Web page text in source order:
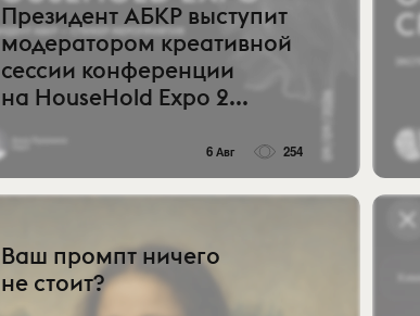
Президент АБКР выступит
модератором креативной
сессии конференции
на HouseHold Expo 2...
6 Авг 254
Ваш промпт ничего
не стоит?